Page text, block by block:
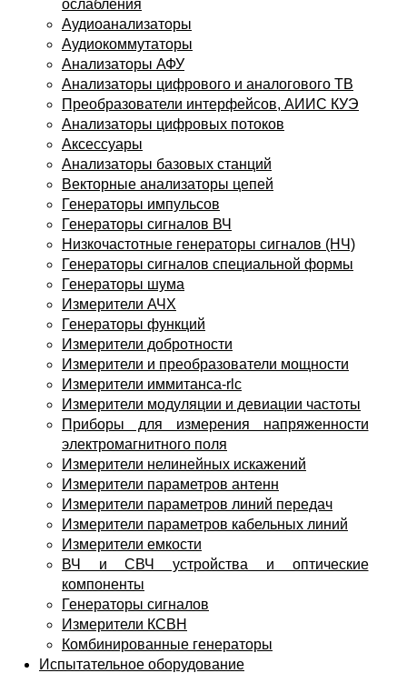
ослабления
Аудиоанализаторы
Аудиокоммутаторы
Анализаторы АФУ
Анализаторы цифрового и аналогового ТВ
Преобразователи интерфейсов, АИИС КУЭ
Анализаторы цифровых потоков
Аксессуары
Анализаторы базовых станций
Векторные анализаторы цепей
Генераторы импульсов
Генераторы сигналов ВЧ
Низкочастотные генераторы сигналов (НЧ)
Генераторы сигналов специальной формы
Генераторы шума
Измерители АЧХ
Генераторы функций
Измерители добротности
Измерители и преобразователи мощности
Измерители иммитанса-rlc
Измерители модуляции и девиации частоты
Приборы для измерения напряженности
электромагнитного поля
Измерители нелинейных искажений
Измерители параметров антенн
Измерители параметров линий передач
Измерители параметров кабельных линий
Измерители емкости
ВЧ и СВЧ устройства и оптические
компоненты
Генераторы сигналов
Измерители КСВН
Комбинированные генераторы
Испытательное оборудование